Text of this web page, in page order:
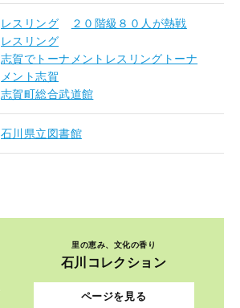
レスリング
２０階級８０人が熱戦
レスリング
志賀でトーナメントレスリングトーナ
メント志賀
志賀町総合武道館
石川県立図書館
里の恵み、文化の香り
石川コレクション
ページを見る